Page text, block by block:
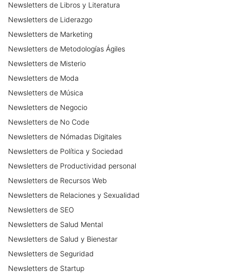
Newsletters de Libros y Literatura
Newsletters de Liderazgo
Newsletters de Marketing
Newsletters de Metodologías Ágiles
Newsletters de Misterio
Newsletters de Moda
Newsletters de Música
Newsletters de Negocio
Newsletters de No Code
Newsletters de Nómadas Digitales
Newsletters de Política y Sociedad
Newsletters de Productividad personal
Newsletters de Recursos Web
Newsletters de Relaciones y Sexualidad
Newsletters de SEO
Newsletters de Salud Mental
Newsletters de Salud y Bienestar
Newsletters de Seguridad
Newsletters de Startup